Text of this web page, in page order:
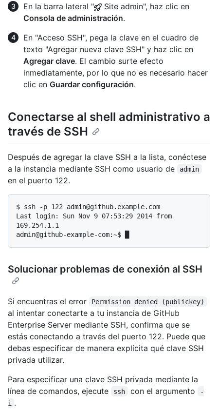
En la barra lateral "
Site admin", haz clic en
Consola de administración.
En "Acceso SSH", pega la clave en el cuadro de
texto "Agregar nueva clave SSH" y haz clic en
Agregar clave. El cambio surte efecto
inmediatamente, por lo que no es necesario hacer
clic en Guardar configuración.
Conectarse al shell administrativo a
través de SSH
Después de agregar la clave SSH a la lista, conéctese
a la instancia mediante SSH como usuario de
admin
en el puerto 122.
$ ssh -p 122 admin@github.example.com
Last login: Sun Nov 9 07:53:29 2014 from
169.254.1.1
Solucionar problemas de conexión al SSH
Si encuentras el error Permission denied (publickey)
al intentar conectarte a tu instancia de GitHub
Enterprise Server mediante SSH, confirma que se
estás conectando a través del puerto 122. Puede que
debas especificar de manera explícita qué clave SSH
privada utilizar.
Para especificar una clave SSH privada mediante la
línea de comandos, ejecute
ssh con el argumento
-
i .